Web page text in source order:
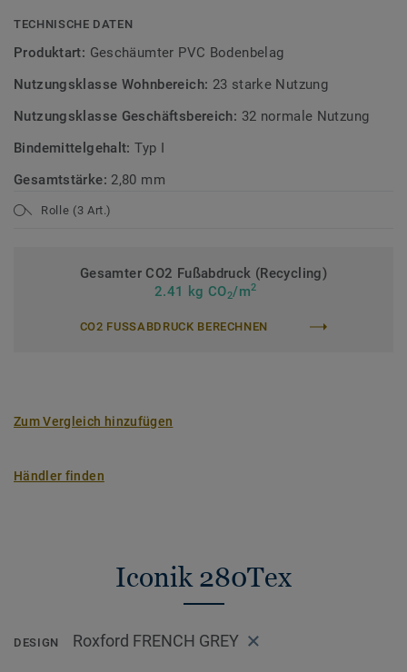
TECHNISCHE DATEN
Produktart: Geschäumter PVC Bodenbelag
Nutzungsklasse Wohnbereich: 23 starke Nutzung
Nutzungsklasse Geschäftsbereich: 32 normale Nutzung
Bindemittelgehalt:Typ I
Gesamtstärke: 2,80 mm
Rolle (3 Art.)
Gesamter CO2 Fußabdruck (Recycling)
2.41 kg CO2/m2
CO2 FUSSABDRUCK BERECHNEN
Zum Vergleich hinzufügen
Händler finden
Iconik 280Tex
DESIGN Roxford FRENCH GREY